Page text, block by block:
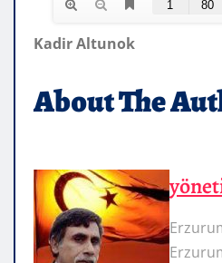
Kadir Altunok
About The